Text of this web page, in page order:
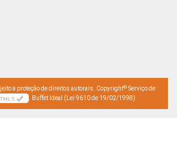
à proteção de direitos autorais. Copyright© Serviço de
Buffet Ideal (Lei 9610 de 19/02/1998)